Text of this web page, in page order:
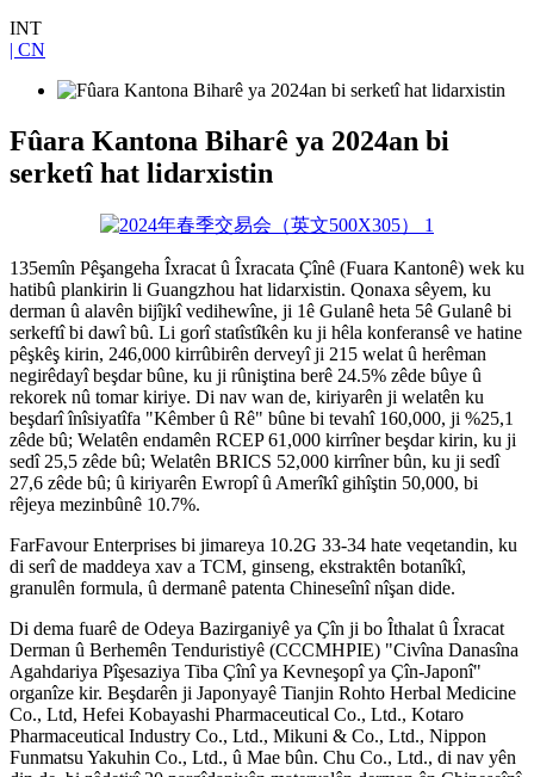
INT
| CN
Fûara Kantona Biharê ya 2024an bi
serketî hat lidarxistin
135emîn Pêşangeha Îxracat û Îxracata Çînê (Fuara Kantonê) wek ku
hatibû plankirin li Guangzhou hat lidarxistin. Qonaxa sêyem, ku
derman û alavên bijîjkî vedihewîne, ji 1ê Gulanê heta 5ê Gulanê bi
serkeftî bi dawî bû. Li gorî statîstîkên ku ji hêla konferansê ve hatine
pêşkêş kirin, 246,000 kirrûbirên derveyî ji 215 welat û herêman
negirêdayî beşdar bûne, ku ji rûniştina berê 24.5% zêde bûye û
rekorek nû tomar kiriye. Di nav wan de, kiriyarên ji welatên ku
beşdarî înîsiyatîfa "Kêmber û Rê" bûne bi tevahî 160,000, ji %25,1
zêde bû; Welatên endamên RCEP 61,000 kirrîner beşdar kirin, ku ji
sedî 25,5 zêde bû; Welatên BRICS 52,000 kirrîner bûn, ku ji sedî
27,6 zêde bû; û kiriyarên Ewropî û Amerîkî gihîştin 50,000, bi
rêjeya mezinbûnê 10.7%.
FarFavour Enterprises bi jimareya 10.2G 33-34 hate veqetandin, ku
di serî de maddeya xav a TCM, ginseng, ekstraktên botanîkî,
granulên formula, û dermanê patenta Chineseînî nîşan dide.
Di dema fuarê de Odeya Bazirganiyê ya Çîn ji bo Îthalat û Îxracat
Derman û Berhemên Tenduristiyê (CCCMHPIE) "Civîna Danasîna
Agahdariya Pîşesaziya Tiba Çînî ya Kevneşopî ya Çîn-Japonî"
organîze kir. Beşdarên ji Japonyayê Tianjin Rohto Herbal Medicine
Co., Ltd, Hefei Kobayashi Pharmaceutical Co., Ltd., Kotaro
Pharmaceutical Industry Co., Ltd., Mikuni & Co., Ltd., Nippon
Funmatsu Yakuhin Co., Ltd., û Mae bûn. Chu Co., Ltd., di nav yên